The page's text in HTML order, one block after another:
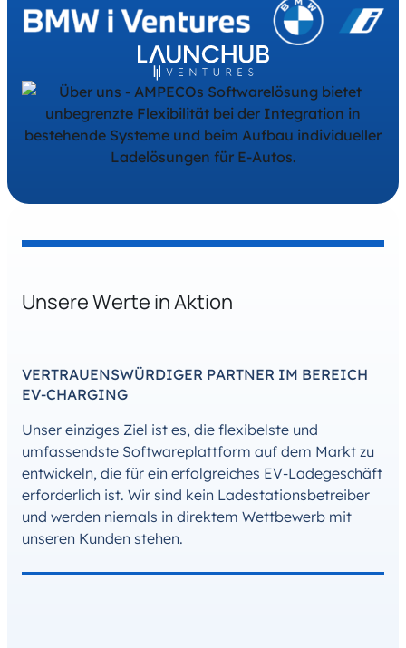
OCPP und OCPI ist Alexander ein führender
Berater im Bereich der Softwarearchitektur für
EV-Ladesysteme.
Unsere Werte in Aktion
VERTRAUENSWÜRDIGER PARTNER IM BEREICH
EV-CHARGING
Unser einziges Ziel ist es, die flexibelste und
umfassendste Softwareplattform auf dem Markt zu
entwickeln, die für ein erfolgreiches EV-Ladegeschäft
erforderlich ist. Wir sind kein Ladestationsbetreiber
und werden niemals in direktem Wettbewerb mit
unseren Kunden stehen.